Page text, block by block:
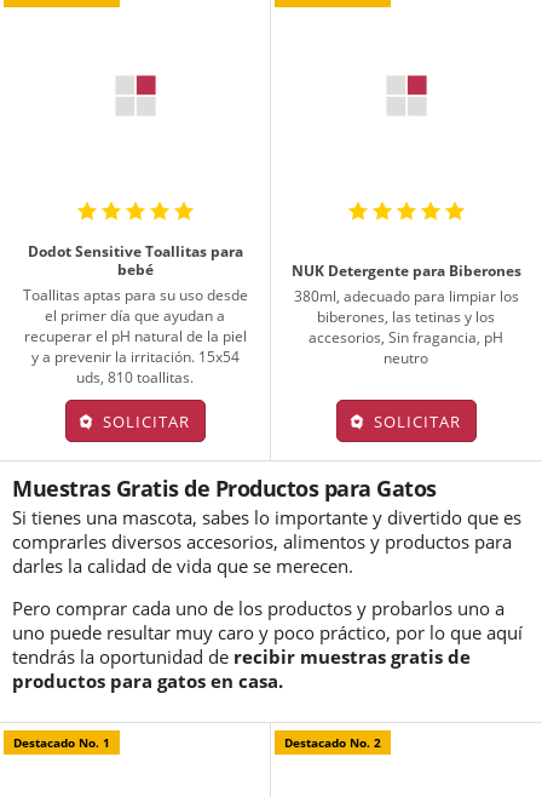
Dodot Sensitive Toallitas para
bebé
Toallitas aptas para su uso desde
el primer día que ayudan a
recuperar el pH natural de la piel
y a prevenir la irritación. 15x54
uds, 810 toallitas.
SOLICITAR
NUK Detergente para Biberones
380ml, adecuado para limpiar los
biberones, las tetinas y los
accesorios, Sin fragancia, pH
neutro
SOLICITAR
Muestras Gratis de Productos para Gatos
Si tienes una mascota, sabes lo importante y divertido que es
comprarles diversos accesorios, alimentos y productos para
darles la calidad de vida que se merecen.
Pero comprar cada uno de los productos y probarlos uno a
uno puede resultar muy caro y poco práctico, por lo que aquí
tendrás la oportunidad de recibir muestras gratis de
productos para gatos en casa.
Destacado No. 1 Destacado No. 2